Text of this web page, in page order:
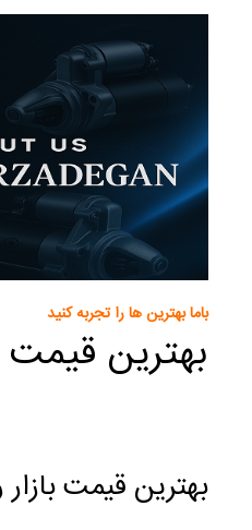
باما بهترین ها را تجربه کنید
بهترین قیمت
بهترین قیمت بازار